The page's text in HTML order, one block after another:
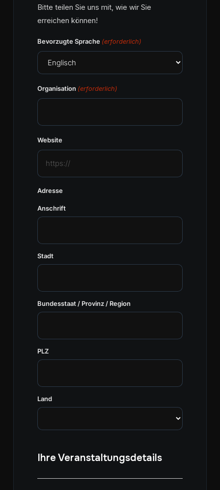
Bitte teilen Sie uns mit, wie wir Sie
erreichen können!
Bevorzugte Sprache (erforderlich)
Organisation (erforderlich)
Website
Adresse
Anschrift
Stadt
Bundesstaat / Provinz / Region
PLZ
Land
Ihre Veranstaltungsdetails